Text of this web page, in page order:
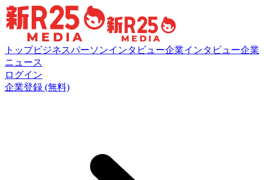
トップビジネスパーソンインタビュー企業インタビュー企業
ニュース
ログイン
企業登録 (無料)